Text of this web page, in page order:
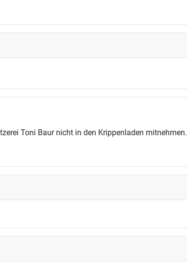
Toni Baur nicht in den Krippenladen mitnehmen.